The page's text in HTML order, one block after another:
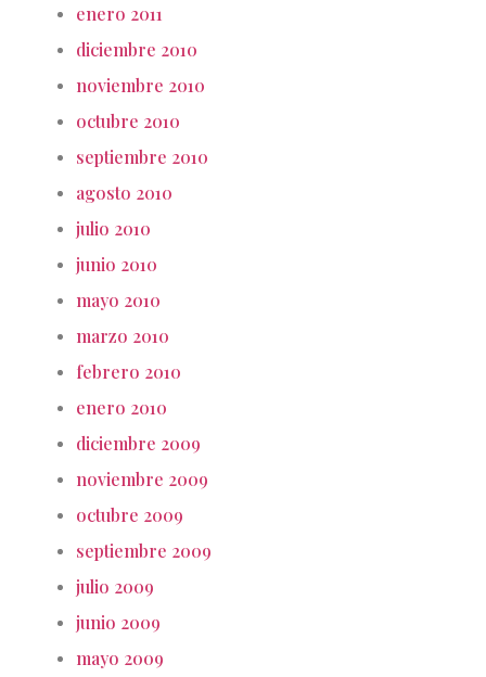
enero 2011
diciembre 2010
noviembre 2010
octubre 2010
septiembre 2010
agosto 2010
julio 2010
junio 2010
mayo 2010
marzo 2010
febrero 2010
enero 2010
diciembre 2009
noviembre 2009
octubre 2009
septiembre 2009
julio 2009
junio 2009
mayo 2009